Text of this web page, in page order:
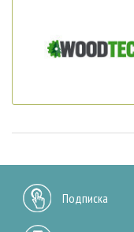
Подписка